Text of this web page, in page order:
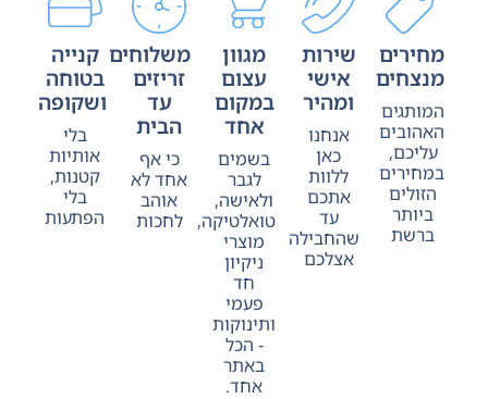
מחירים
מנצחים
המותגים
האהובים
עליכם,
במחירים
הזולים
ביותר
ברשת
שירות
אישי
ומהיר
אנחנו
כאן
ללוות
אתכם
עד
שהחבילה
אצלכם
מגוון
עצום
במקום
אחד
בשמים
לגבר
ולאישה,
טואלטיקה,
מוצרי
ניקיון
חד
פעמי
ותינוקות
- הכל
באתר
אחד.
משלוחים
זריזים
עד
הבית
כי אף
אחד לא
אוהב
לחכות
קנייה
בטוחה
ושקופה
בלי
אותיות
קטנות,
בלי
הפתעות